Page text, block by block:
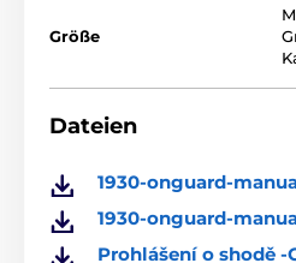
Gewicht:
110 Gramm ohne
Größe
Dateien
1930-onguard-
1930-onguard-
Prohlášení o shodě -